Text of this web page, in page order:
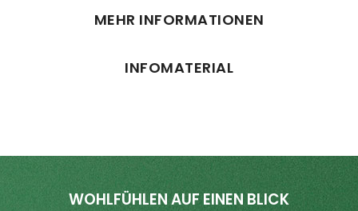
MEHR INFORMATIONEN
INFOMATERIAL
WOHLFÜHLEN AUF EINEN BLICK